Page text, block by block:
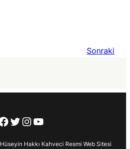
Sonraki
Twitter
Instagram
YouTube
Hakkı Kahveci Resmi Web Sitesi